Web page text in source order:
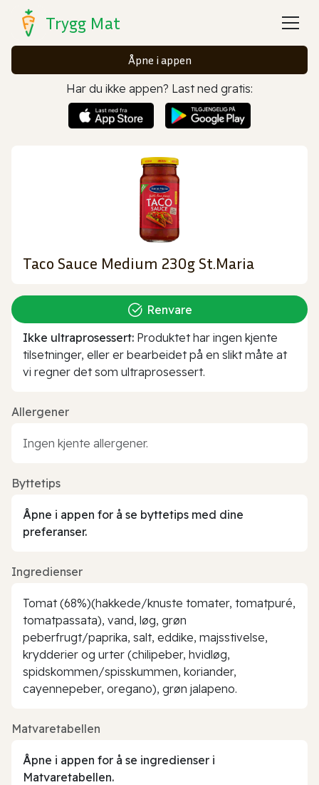
Trygg Mat
Åpne i appen
Har du ikke appen? Last ned gratis:
Taco Sauce Medium 230g St.Maria
Renvare
Ikke ultraprosessert: Produktet har ingen kjente
tilsetninger, eller er bearbeidet på en slikt måte at
vi regner det som ultraprosessert.
Allergener
Ingen kjente allergener.
Byttetips
Åpne i appen for å se byttetips med dine
preferanser.
Ingredienser
Tomat (68%)(hakkede/knuste tomater, tomatpuré,
tomatpassata), vand, løg, grøn
peberfrugt/paprika, salt, eddike, majsstivelse,
krydderier og urter (chilipeber, hvidløg,
spidskommen/spisskummen, koriander,
cayennepeber, oregano), grøn jalapeno.
Matvaretabellen
Åpne i appen for å se ingredienser i
Matvaretabellen.